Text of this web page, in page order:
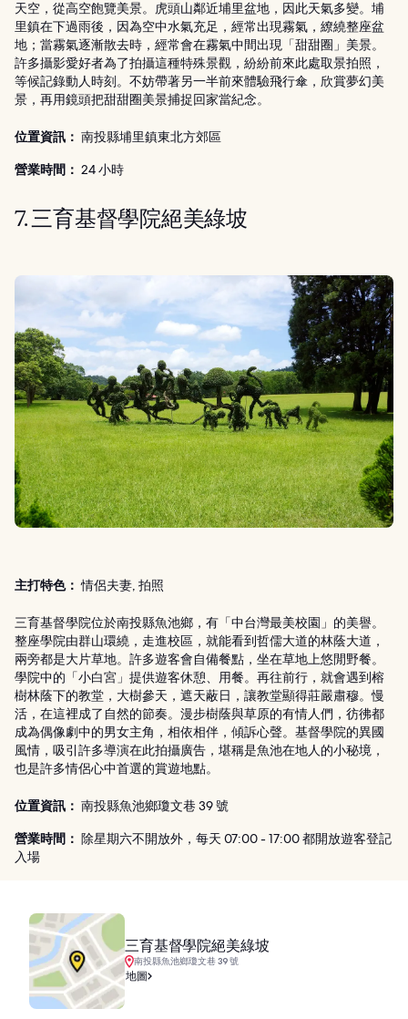
天空，從高空飽覽美景。虎頭山鄰近埔里盆地，因此天氣多變。埔
里鎮在下過雨後，因為空中水氣充足，經常出現霧氣，繚繞整座盆
地；當霧氣逐漸散去時，經常會在霧氣中間出現「甜甜圈」美景。
許多攝影愛好者為了拍攝這種特殊景觀，紛紛前來此處取景拍照，
等候記錄動人時刻。不妨帶著另一半前來體驗飛行傘，欣賞夢幻美
景，再用鏡頭把甜甜圈美景捕捉回家當紀念。
位置資訊： 南投縣埔里鎮東北方郊區
營業時間： 24 小時
7. 三育基督學院絕美綠坡
主打特色： 情侶夫妻, 拍照
三育基督學院位於南投縣魚池鄉，有「中台灣最美校園」的美譽。
整座學院由群山環繞，走進校區，就能看到哲儒大道的林蔭大道，
兩旁都是大片草地。許多遊客會自備餐點，坐在草地上悠閒野餐。
學院中的「小白宮」提供遊客休憩、用餐。再往前行，就會遇到榕
樹林蔭下的教堂，大樹參天，遮天蔽日，讓教堂顯得莊嚴肅穆。慢
活，在這裡成了自然的節奏。漫步樹蔭與草原的有情人們，彷彿都
成為偶像劇中的男女主角，相依相伴，傾訴心聲。基督學院的異國
風情，吸引許多導演在此拍攝廣告，堪稱是魚池在地人的小秘境，
也是許多情侶心中首選的賞遊地點。
位置資訊： 南投縣魚池鄉瓊文巷 39 號
營業時間： 除星期六不開放外，每天 07:00 - 17:00 都開放遊客登記
入場
三育基督學院絕美綠坡
南投縣魚池鄉瓊文巷 39 號
地圖